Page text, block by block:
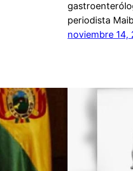
periodista
noviembre 14,